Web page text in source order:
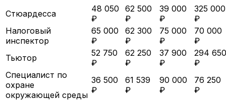
Стюардесса
48 050
₽
62 500
₽
39 000
₽
325 000
₽
Налоговый
инспектор
65 000
₽
62 300
₽
75 000
₽
70 000
₽
Тьютор
52 750
₽
62 250
₽
37 900
₽
294 650
₽
Специалист по
охране
окружающей среды
36 500
₽
61 539
₽
90 000
₽
76 250
₽